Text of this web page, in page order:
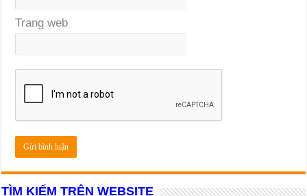
Trang web
TÌM KIẾM TRÊN WEBSITE